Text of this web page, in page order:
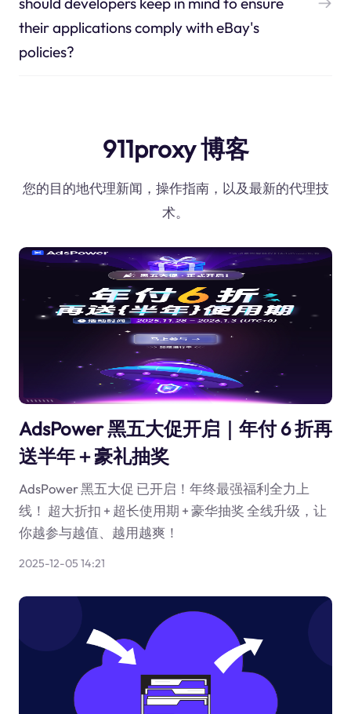
their applications comply with eBay's
policies?
911proxy 博客
您的目的地代理新闻，操作指南，以及最新的代理技
术。
AdsPower 黑五大促开启｜年付 6 折再
送半年＋豪礼抽奖
AdsPower 黑五大促 已开启！年终最强福利全力上
线！ 超大折扣 + 超长使用期 + 豪华抽奖 全线升级，让
你越参与越值、越用越爽！
2025-12-05 14:21